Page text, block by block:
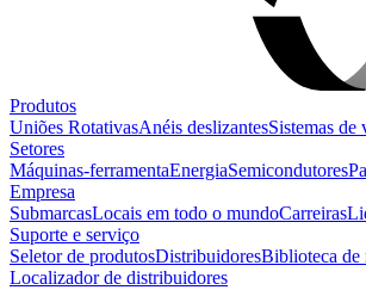
Produtos
Uniões RotativasAnéis deslizantesSistemas de
Setores
Máquinas-ferramentaEnergiaSemicondutores
Empresa
SubmarcasLocais em todo o mundoCarreiras
Suporte e serviço
Seletor de produtosDistribuidoresBiblioteca de
Localizador de distribuidores